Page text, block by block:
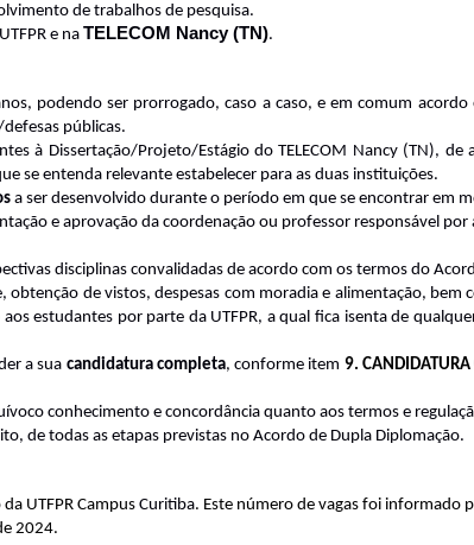
de trabalhos de pesquisa.
e na TELECOM Nancy (TN).
podendo ser prorrogado, caso a caso, e em comum
públicas.
à Dissertação/Projeto/Estágio do TELECOM Nancy (TN),
se entenda relevante estabelecer para as duas instituições.
a ser desenvolvido durante o período em que se encontrar em
e aprovação da coordenação ou professor responsável
disciplinas convalidadas de acordo com os termos do
de vistos, despesas com moradia e alimentação,
estudantes por parte da UTFPR, a qual fica isenta de
a sua candidatura completa, conforme item 9. CANDIDATURA
conhecimento e concordância quanto aos termos e
de todas as etapas previstas no Acordo de Dupla Diplomação.
da UTFPR Campus Curitiba. Este número de vagas foi informado
2024.